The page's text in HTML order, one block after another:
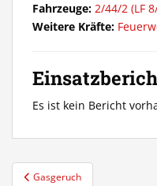
Fahrzeuge: 2/44/2 (LF
Weitere Kräfte:
Es ist kein Bericht
Gasgeruch